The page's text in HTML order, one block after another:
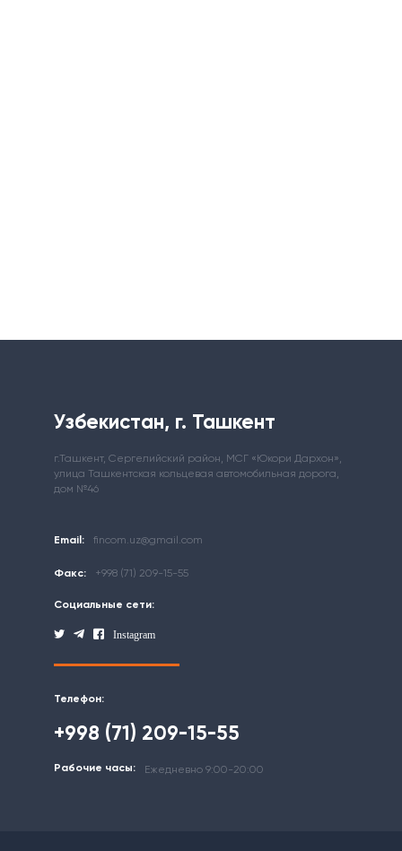
Узбекистан, г. Ташкент
г.Ташкент, Сергелийский район, МСГ «Юкори Дархон»,
улица Ташкентская кольцевая автомобильная дорога,
дом №46
Email: fincom.uz@gmail.com
Факс: +998 (71) 209-15-55
Социальные сети:
Instagram
Телефон:
+998 (71) 209-15-55
Рабочие часы: Ежедневно 9:00-20:00